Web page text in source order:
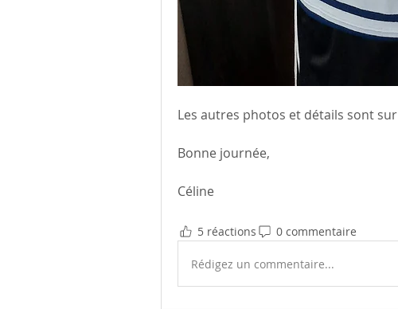
Les autres photos et détails sont sur
Bonne journée,
Céline
5 réactions 0 commentaire
Rédigez un commentaire...